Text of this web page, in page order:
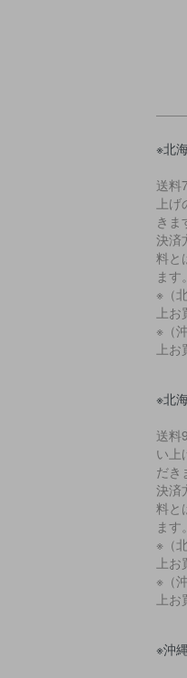
※北
送料
上
きま
決済
料と
ます。
※（
上
※（
上
※北
送料
い上
だき
決済
料と
ます。
※（
上
※（
上
※沖